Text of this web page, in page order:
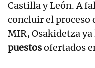
Castilla y León. A
concluir el proceso
MIR, Osakidetza ya
puestosofertados